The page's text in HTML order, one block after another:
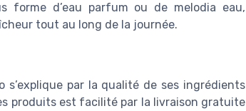
forme d’eau parfum ou de melodia eau,
tout au long de la journée.
s’explique par la qualité de ses ingrédients
produits est facilité par la livraison gratuite